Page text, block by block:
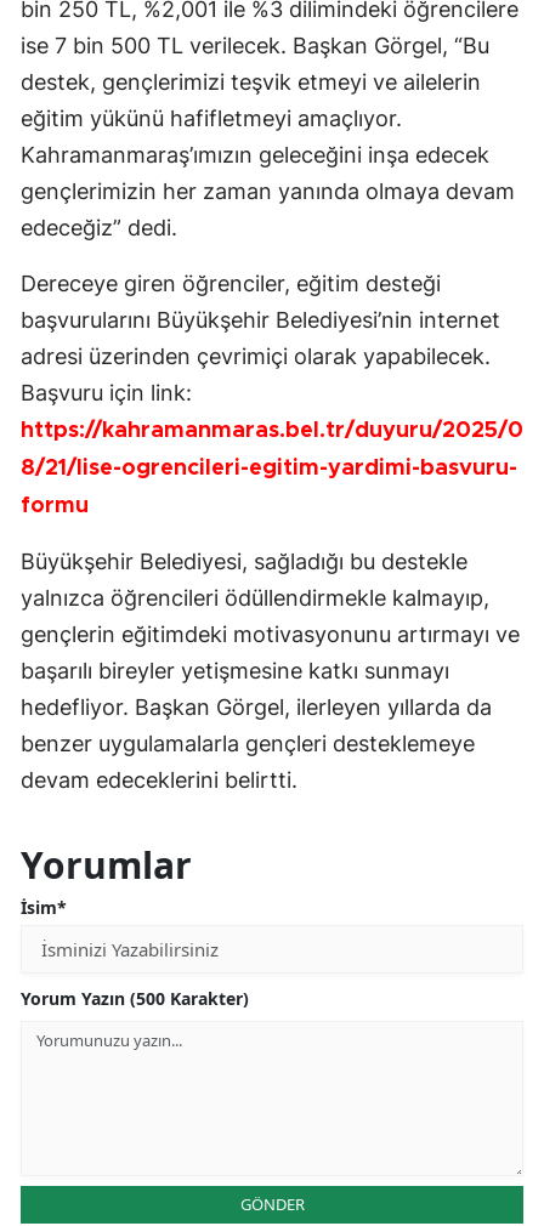
bin 250 TL, %2,001 ile %3 dilimindeki öğrencilere
ise 7 bin 500 TL verilecek. Başkan Görgel, “Bu
destek, gençlerimizi teşvik etmeyi ve ailelerin
eğitim yükünü hafifletmeyi amaçlıyor.
Kahramanmaraş’ımızın geleceğini inşa edecek
gençlerimizin her zaman yanında olmaya devam
edeceğiz” dedi.
Dereceye giren öğrenciler, eğitim desteği
başvurularını Büyükşehir Belediyesi’nin internet
adresi üzerinden çevrimiçi olarak yapabilecek.
Başvuru için link:
https://kahramanmaras.bel.tr/duyuru/2025/0
8/21/lise-ogrencileri-egitim-yardimi-basvuru-
formu
Büyükşehir Belediyesi, sağladığı bu destekle
yalnızca öğrencileri ödüllendirmekle kalmayıp,
gençlerin eğitimdeki motivasyonunu artırmayı ve
başarılı bireyler yetişmesine katkı sunmayı
hedefliyor. Başkan Görgel, ilerleyen yıllarda da
benzer uygulamalarla gençleri desteklemeye
devam edeceklerini belirtti.
Yorumlar
İsim*
Yorum Yazın (500 Karakter)
GÖNDER